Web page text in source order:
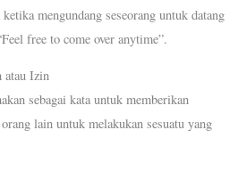
mengundang seseorang untuk datang
free to come over anytime”.
atau Izin
sebagai kata untuk memberikan
lain untuk melakukan sesuatu yang